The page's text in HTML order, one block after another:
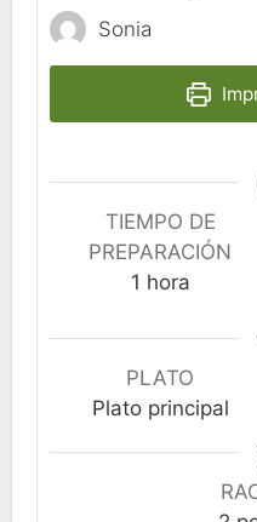
Sonia
TIEMPO DE
PREPARACIÓN
1 hora
hora
PLATO
Plato principal